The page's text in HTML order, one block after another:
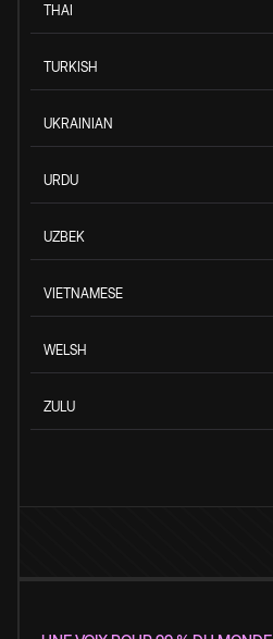
THAI
TURKISH
UKRAINIAN
URDU
UZBEK
VIETNAMESE
WELSH
ZULU